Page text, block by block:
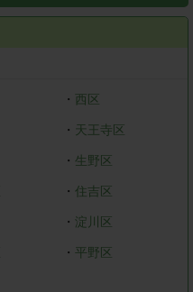
・ 西区
・ 天王寺区
・ 生野区
・ 住吉区
・ 淀川区
・平野区